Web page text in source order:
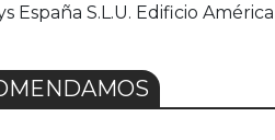
España S.L.U. Edificio